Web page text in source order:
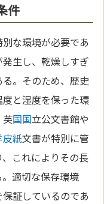
件
な環境が必要であ
生し、乾燥しすぎ
。そのため、歴史
と湿度を保った環
英国国立公文書館や
皮紙文書が特別に管
これによりその長
適切な保存環境
証しているのであ